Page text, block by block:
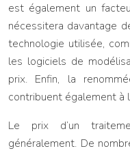
est également un
nécessitera davantage
technologie utilisée,
les logiciels de
prix. Enfin, la
contribuent également à
Le prix d’un
généralement. De